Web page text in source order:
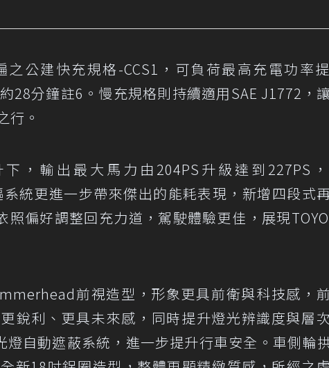
公建快充規格-CCS1，可負荷最高充電功率
28分鐘註6。慢充規格則持續適用SAE J1772，
行。
，輸出最大馬力由204PS升級達到227PS
統更進一步帶來傑出的能耗表現，新增四段式
偏好調整回充力道，駕駛體驗更佳，展現
前視造型，形象更具前衛與科技感，
銳利、更具未來感，同時提升燈光辨識度與層
燈自動遮蔽系統，進一步提升行車安全。車側輪